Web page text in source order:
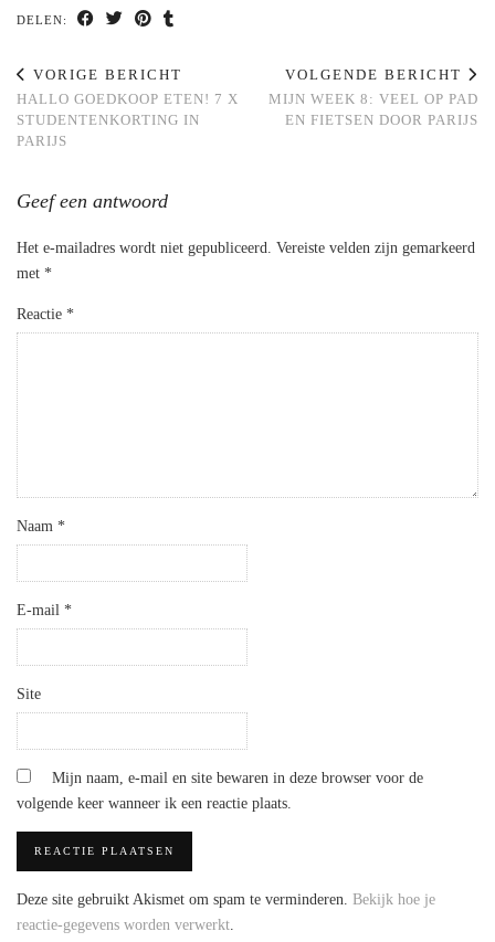
DELEN:
VORIGE BERICHT
HALLO GOEDKOOP ETEN! 7 X
STUDENTENKORTING IN
PARIJS
VOLGENDE BERICHT
MIJN WEEK 8: VEEL OP PAD
EN FIETSEN DOOR PARIJS
Geef een antwoord
Het e-mailadres wordt niet gepubliceerd. Vereiste velden zijn gemarkeerd
met *
Reactie *
Naam *
E-mail *
Site
Mijn naam, e-mail en site bewaren in deze browser voor de
volgende keer wanneer ik een reactie plaats.
Deze site gebruikt Akismet om spam te verminderen. Bekijk hoe je
reactie-gegevens worden verwerkt.